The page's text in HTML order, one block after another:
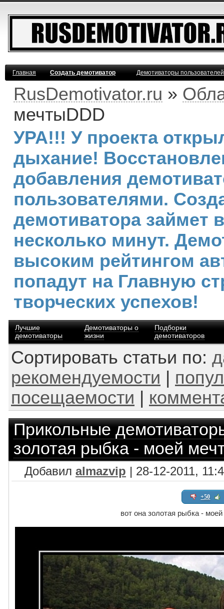
Главная Создать демотиватор Демотиваторы
RusDemotivator.ru »
мечтыDDD
УРА!!! У проекта
дыхание!
добавления
пользователями.
демотиватора займет
несколько минут.
высоким рейтингом
попадут на Главную
творческих успехов!
Лучшие
демотиваторы
Демотиваторы о
жизни
Подборки
демотиваторов
Сортировать статьи по:
рекомендуемости
посещаемости
Прикольные
золотая рыбка - моей
Добавил almazvip | 28-12-2011,
+50
вот она золотая рыбка -